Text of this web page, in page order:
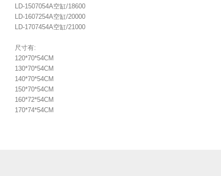
LD-1507054A空缸/18600
LD-1607254A空缸/20000
LD-1707454A空缸/21000
尺寸有:
120*70*54CM
130*70*54CM
140*70*54CM
150*70*54CM
160*72*54CM
170*74*54CM